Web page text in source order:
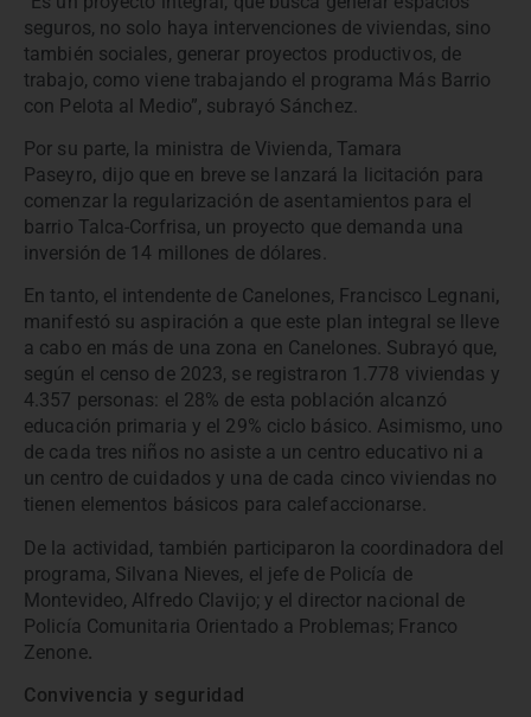
seguros, no solo haya intervenciones de viviendas, sino
también sociales, generar proyectos productivos, de
trabajo, como viene trabajando el programa Más Barrio
con Pelota al Medio”, subrayó Sánchez.
Por su parte, la ministra de Vivienda, Tamara
Paseyro, dijo que en breve se lanzará la licitación para
comenzar la regularización de asentamientos para el
barrio Talca-Corfrisa, un proyecto que demanda una
inversión de 14 millones de dólares.
En tanto, el intendente de Canelones, Francisco Legnani,
manifestó su aspiración a que este plan integral se lleve
a cabo en más de una zona en Canelones. Subrayó que,
según el censo de 2023, se registraron 1.778 viviendas y
4.357 personas: el 28% de esta población alcanzó
educación primaria y el 29% ciclo básico. Asimismo, uno
de cada tres niños no asiste a un centro educativo ni a
un centro de cuidados y una de cada cinco viviendas no
tienen elementos básicos para calefaccionarse.
De la actividad, también participaron la coordinadora del
programa, Silvana Nieves, el jefe de Policía de
Montevideo, Alfredo Clavijo; y el director nacional de
Policía Comunitaria Orientado a Problemas; Franco
Zenone.
Convivencia y seguridad